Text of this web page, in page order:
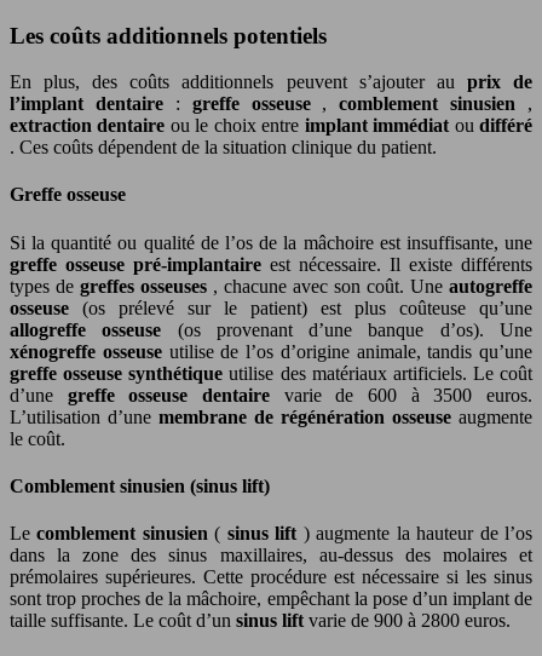
Les coûts additionnels potentiels
En plus, des coûts additionnels peuvent s’ajouter au prix de
l’implant dentaire : greffe osseuse ,comblement sinusien ,
extraction dentaire ou le choix entre implant immédiat oudifféré
. Ces coûts dépendent de la situation clinique du patient.
Greffe osseuse
Si la quantité ou qualité de l’os de la mâchoire est insuffisante, une
greffe osseuse pré-implantaire est nécessaire. Il existe différents
types de greffes osseuses , chacune avec son coût. Une autogreffe
osseuse (os prélevé sur le patient) est plus coûteuse qu’une
allogreffe osseuse (os provenant d’une banque d’os). Une
xénogreffe osseuse utilise de l’os d’origine animale, tandis qu’une
greffe osseuse synthétiqueutilise des matériaux artificiels. Le coût
d’une greffe osseuse dentaire varie de 600 à 3500 euros.
L’utilisation d’une membrane de régénération osseuse augmente
le coût.
Comblement sinusien (sinus lift)
Lecomblement sinusien( sinus lift ) augmente la hauteur de l’os
dans la zone des sinus maxillaires, au-dessus des molaires et
prémolaires supérieures. Cette procédure est nécessaire si les sinus
sont trop proches de la mâchoire, empêchant la pose d’un implant de
taille suffisante. Le coût d’un sinus lift varie de 900 à 2800 euros.